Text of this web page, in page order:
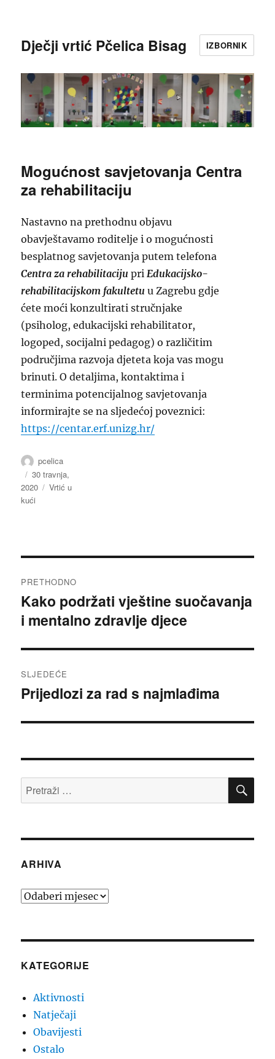
Dječji vrtić Pčelica Bisag IZBORNIK
Mogućnost savjetovanja Centra
za rehabilitaciju
Nastavno na prethodnu objavu
obavještavamo roditelje i o mogućnosti
besplatnog savjetovanja putem telefona
Centra za rehabilitaciju priEdukacijsko-
rehabilitacijskom fakultetu u Zagrebu gdje
ćete moći konzultirati stručnjake
(psiholog, edukacijski rehabilitator,
logoped, socijalni pedagog) o različitim
područjima razvoja djeteta koja vas mogu
brinuti. O detaljima, kontaktima i
terminima potencijalnog savjetovanja
informirajte se na sljedećoj poveznici:
https://centar.erf.unizg.hr/
Autor
pcelica
Objavljeno
dana
30 travnja,
2020
Kategorije
Vrtić u
kući
objava
PRETHODNO
Prethodna
objava:
Kako podržati vještine suočavanja
i mentalno zdravlje djece
SLJEDEĆE
Sljedeća
Prijedlozi za rad s najmlađima
Pretraži:
ARHIVA
Arhiva
KATEGORIJE
Aktivnosti
Natječaji
Obavijesti
Ostalo